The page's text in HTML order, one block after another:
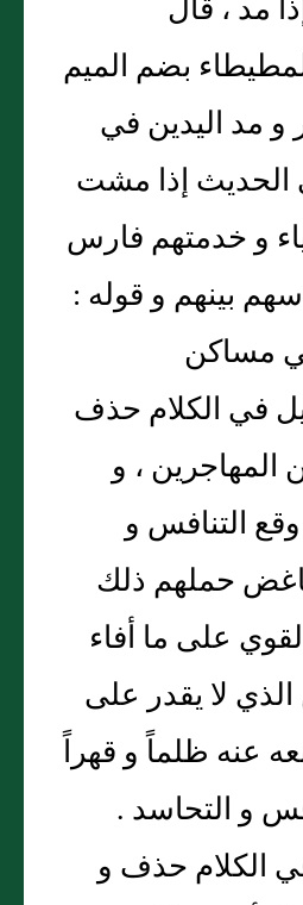
بضم الميم
و مد اليدين في
إذا مشت
و خدمتهم فارس
بينهم و قوله :
مساكن
في الكلام حذف
، و
وقع التنافس و
حملهم ذلك
على ما أفاء
لا يقدر على
عنه ظلماً و قهراً
و التحاسد .
الكلام حذف و